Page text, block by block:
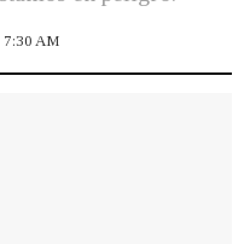
7:30 AM